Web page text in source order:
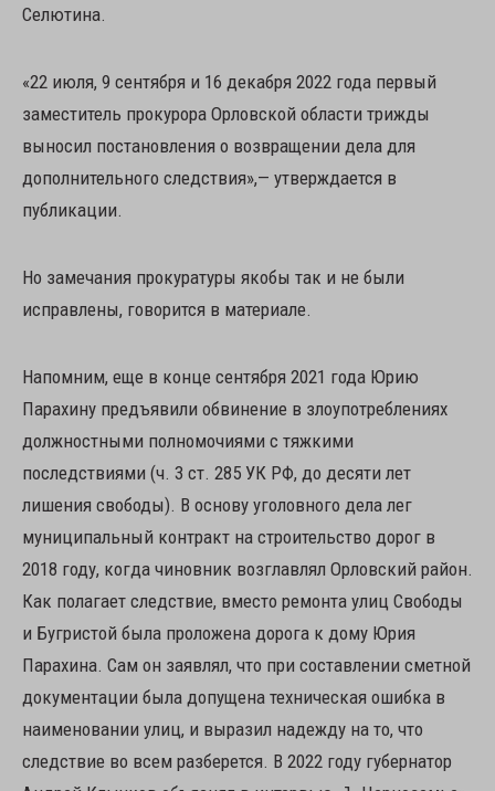
Селютина.
«22 июля, 9 сентября и 16 декабря 2022 года первый
заместитель прокурора Орловской области трижды
выносил постановления о возвращении дела для
дополнительного следствия»,— утверждается в
публикации.
Но замечания прокуратуры якобы так и не были
исправлены, говорится в материале.
Напомним, еще в конце сентября 2021 года Юрию
Парахину предъявили обвинение в злоупотреблениях
должностными полномочиями с тяжкими
последствиями (ч. 3 ст. 285 УК РФ, до десяти лет
лишения свободы). В основу уголовного дела лег
муниципальный контракт на строительство дорог в
2018 году, когда чиновник возглавлял Орловский район.
Как полагает следствие, вместо ремонта улиц Свободы
и Бугристой была проложена дорога к дому Юрия
Парахина. Сам он заявлял, что при составлении сметной
документации была допущена техническая ошибка в
наименовании улиц, и выразил надежду на то, что
следствие во всем разберется. В 2022 году губернатор